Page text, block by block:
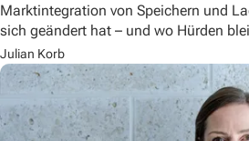
Marktintegration von Speichern und
sich geändert hat – und wo Hürden
Julian Korb